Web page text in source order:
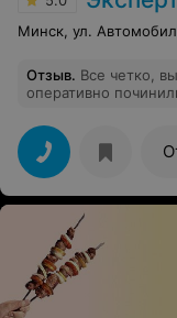
Минск, ул.
Отзыв. Все четко,
оперативно